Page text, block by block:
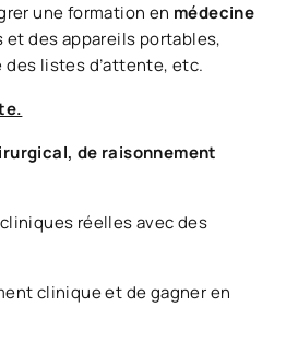
une formation en médecine
des appareils portables,
listes d’attente, etc.
de raisonnement
réelles avec des
clinique et de gagner en